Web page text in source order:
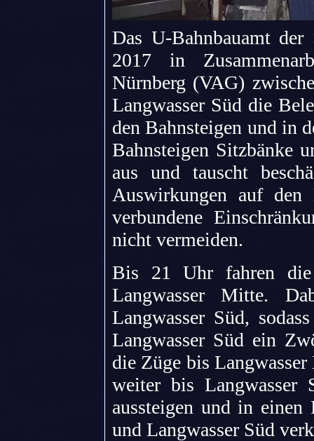
Das U-Bahnbauamt
2017 in
Nürnberg (VAG)
Langwasser Süd die
den Bahnsteigen und in
Bahnsteigen Sitzbänke
aus und tauscht
Auswirkungen auf
verbundene
nicht vermeiden.
Bis 21 Uhr fahren die
Langwasser Mitte.
Langwasser Süd,
Langwasser Süd ein
die Züge bis
weiter bis Langwasser
aussteigen und in einen
und Langwasser Süd